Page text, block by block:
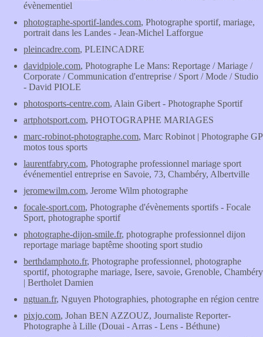
évènementiel
photographe-sportif-landes.com, Photographe sportif, mariage,
portrait dans les Landes - Jean-Michel Lafforgue
pleincadre.com, PLEINCADRE
davidpiole.com, Photographe Le Mans: Reportage / Mariage /
Corporate / Communication d'entreprise / Sport / Mode / Studio
- David PIOLE
photosports-centre.com, Alain Gibert - Photographe Sportif
artphotsport.com, PHOTOGRAPHE MARIAGES
marc-robinot-photographe.com, Marc Robinot | Photographe GP
motos tous sports
laurentfabry.com, Photographe professionnel mariage sport
événementiel entreprise en Savoie, 73, Chambéry, Albertville
jeromewilm.com, Jerome Wilm photographe
focale-sport.com, Photographe d'évènements sportifs - Focale
Sport, photographe sportif
photographe-dijon-smile.fr, photographe professionnel dijon
reportage mariage baptême shooting sport studio
berthdamphoto.fr, Photographe professionnel, photographe
sportif, photographe mariage, Isere, savoie, Grenoble, Chambéry
| Bertholet Damien
ngtuan.fr, Nguyen Photographies, photographe en région centre
pixjo.com, Johan BEN AZZOUZ, Journaliste Reporter-
Photographe à Lille (Douai - Arras - Lens - Béthune)